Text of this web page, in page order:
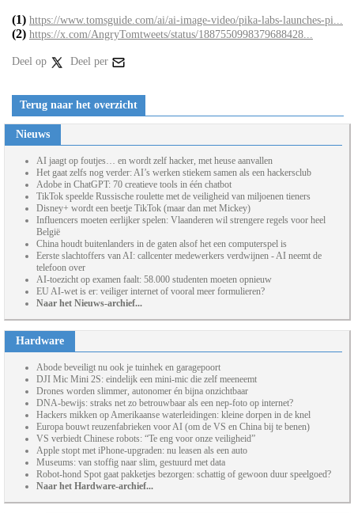
(1) https://www.tomsguide.com/ai/ai-image-video/pika-labs-launches-pi...
(2) https://x.com/AngryTomtweets/status/1887550998379688428...
Deel op Deel per
Terug naar het overzicht
Nieuws
AI jaagt op foutjes… en wordt zelf hacker, met heuse aanvallen
Het gaat zelfs nog verder: AI’s werken stiekem samen als een hackersclub
Adobe in ChatGPT: 70 creatieve tools in één chatbot
TikTok speelde Russische roulette met de veiligheid van miljoenen tieners
Disney+ wordt een beetje TikTok (maar dan met Mickey)
Influencers moeten eerlijker spelen: Vlaanderen wil strengere regels voor heel
België
China houdt buitenlanders in de gaten alsof het een computerspel is
Eerste slachtoffers van AI: callcenter medewerkers verdwijnen - AI neemt de
telefoon over
AI-toezicht op examen faalt: 58.000 studenten moeten opnieuw
EU AI-wet is er: veiliger internet of vooral meer formulieren?
Naar het Nieuws-archief...
Hardware
Abode beveiligt nu ook je tuinhek en garagepoort
DJI Mic Mini 2S: eindelijk een mini-mic die zelf meeneemt
Drones worden slimmer, autonomer én bijna onzichtbaar
DNA-bewijs: straks net zo betrouwbaar als een nep-foto op internet?
Hackers mikken op Amerikaanse waterleidingen: kleine dorpen in de knel
Europa bouwt reuzenfabrieken voor AI (om de VS en China bij te benen)
VS verbiedt Chinese robots: “Te eng voor onze veiligheid”
Apple stopt met iPhone-upgraden: nu leasen als een auto
Museums: van stoffig naar slim, gestuurd met data
Robot-hond Spot gaat pakketjes bezorgen: schattig of gewoon duur speelgoed?
Naar het Hardware-archief...